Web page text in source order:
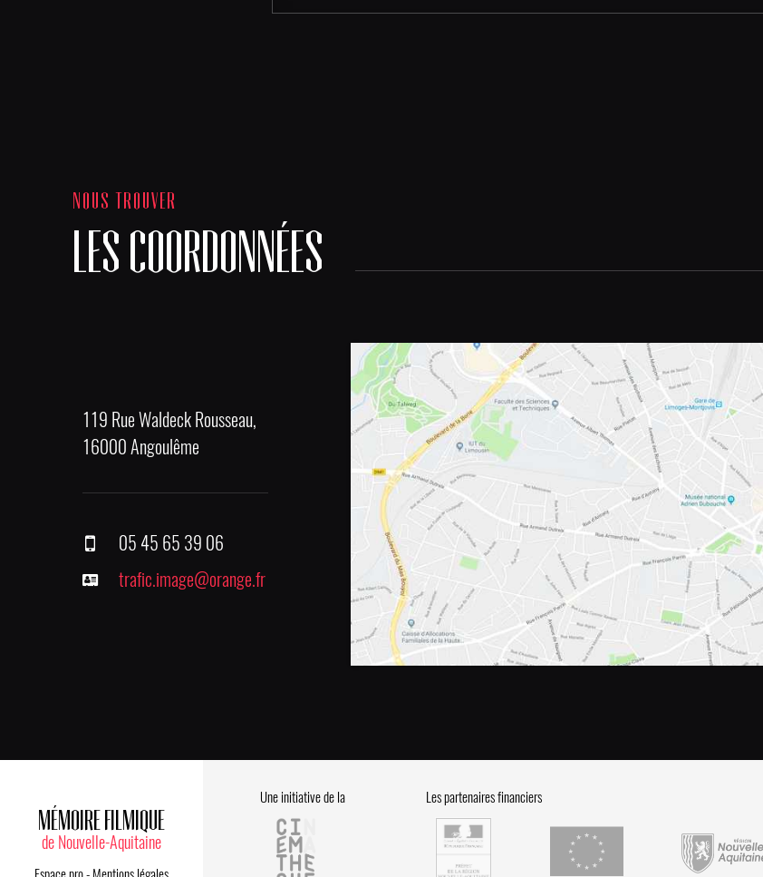
NOUS TROUVER
LES COORDONNÉES
119 Rue Waldeck Rousseau,
16000 Angoulême
05 45 65 39 06
trafic.image@orange.fr
MÉMOIRE FILMIQUE
de Nouvelle-Aquitaine
Une initiative de la Les partenaires financiers